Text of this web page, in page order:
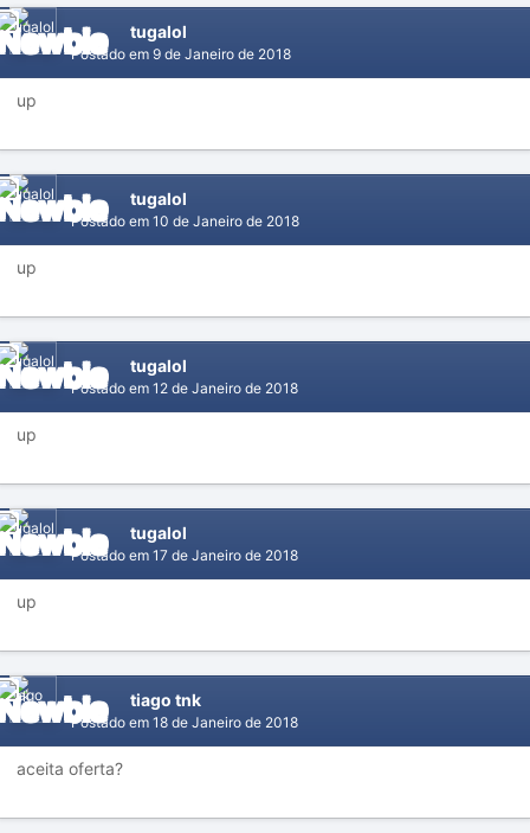
tugalol
Postado em 9 de Janeiro de 2018
up
tugalol
Postado em 10 de Janeiro de 2018
up
tugalol
Postado em 12 de Janeiro de 2018
up
tugalol
Postado em 17 de Janeiro de 2018
up
tiago tnk
Postado em 18 de Janeiro de 2018
aceita oferta?